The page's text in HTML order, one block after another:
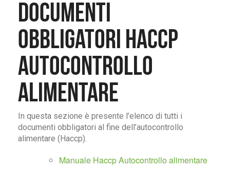
Documenti
obbligatori Haccp
Autocontrollo
Alimentare
In questa sezione è presente l’elenco di tutti i
documenti obbligatori al fine dell’autocontrollo
alimentare (Haccp).
Manuale Haccp Autocontrollo alimentare